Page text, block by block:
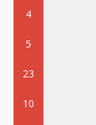
4
5
23
10